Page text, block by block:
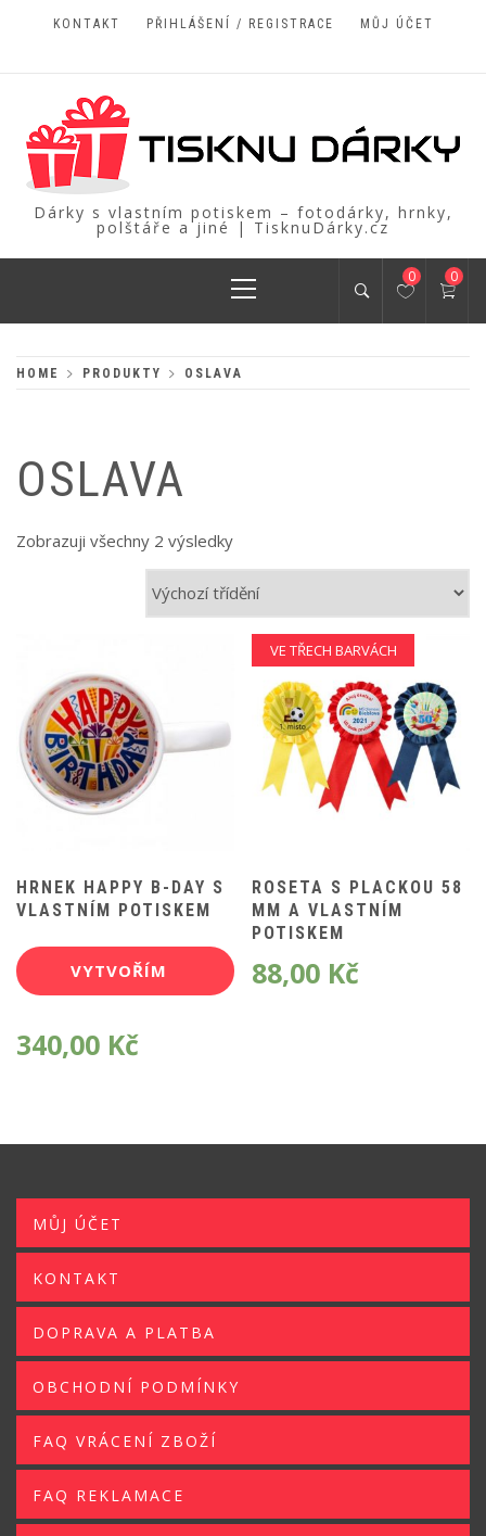
KONTAKT PŘIHLÁŠENÍ / REGISTRACE MŮJ ÚČET
Dárky s vlastním potiskem – fotodárky, hrnky,
polštáře a jiné | TisknuDárky.cz
Menu
0 0
HOME PRODUKTY OSLAVA
OSLAVA
Zobrazuji všechny 2 výsledky
HRNEK HAPPY B-DAY S
VLASTNÍM POTISKEM
VYTVOŘÍM
340,00 Kč
VE TŘECH BARVÁCH
ROSETA S PLACKOU 58
MM A VLASTNÍM
POTISKEM
88,00 Kč
MŮJ ÚČET
KONTAKT
DOPRAVA A PLATBA
OBCHODNÍ PODMÍNKY
FAQ VRÁCENÍ ZBOŽÍ
FAQ REKLAMACE